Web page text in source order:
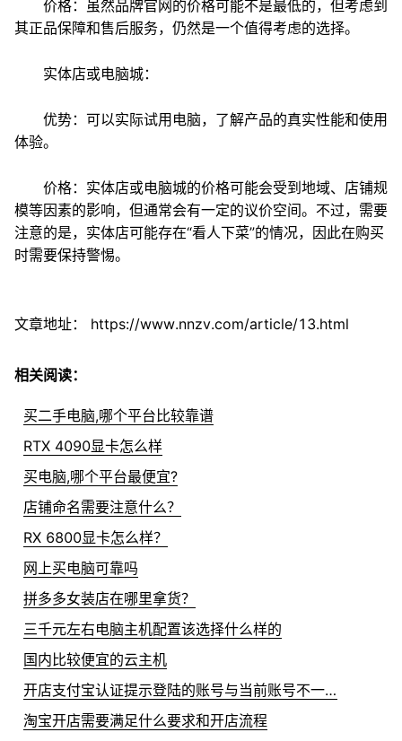
价格：虽然品牌官网的价格可能不是最低的，但考虑到
其正品保障和售后服务，仍然是一个值得考虑的选择。
实体店或电脑城：
优势：可以实际试用电脑，了解产品的真实性能和使用
体验。
价格：实体店或电脑城的价格可能会受到地域、店铺规
模等因素的影响，但通常会有一定的议价空间。不过，需要
注意的是，实体店可能存在“看人下菜”的情况，因此在购买
时需要保持警惕。
文章地址： https://www.nnzv.com/article/13.html
相关阅读：
买二手电脑,哪个平台比较靠谱
RTX 4090显卡怎么样
买电脑,哪个平台最便宜?
店铺命名需要注意什么？
RX 6800显卡怎么样？
网上买电脑可靠吗
拼多多女装店在哪里拿货？
三千元左右电脑主机配置该选择什么样的
国内比较便宜的云主机
开店支付宝认证提示登陆的账号与当前账号不一致怎么办？
淘宝开店需要满足什么要求和开店流程